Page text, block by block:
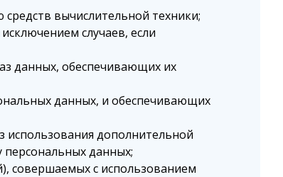
вычислительной техники;
случаев, если
данных, обеспечивающих их
данных, и обеспечивающих
использования дополнительной
данных;
совершаемых с использованием